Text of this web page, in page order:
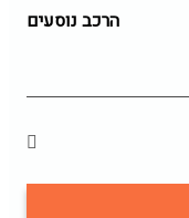
הרכב נוסעים